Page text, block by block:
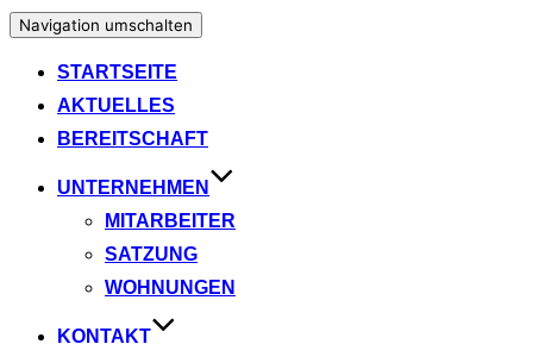
Navigation umschalten
STARTSEITE
AKTUELLES
BEREITSCHAFT
UNTERNEHMEN
MITARBEITER
SATZUNG
WOHNUNGEN
KONTAKT